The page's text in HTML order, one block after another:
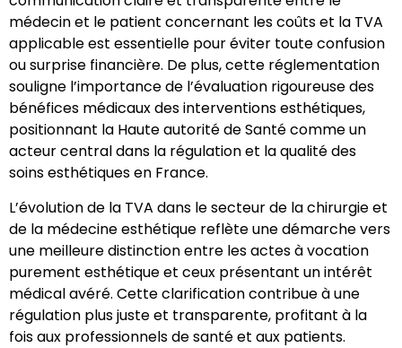
médecin et le patient concernant les coûts et la TVA
applicable est essentielle pour éviter toute confusion
ou surprise financière. De plus, cette réglementation
souligne l’importance de l’évaluation rigoureuse des
bénéfices médicaux des interventions esthétiques,
positionnant la Haute autorité de Santé comme un
acteur central dans la régulation et la qualité des
soins esthétiques en France.
L’évolution de la TVA dans le secteur de la chirurgie et
de la médecine esthétique reflète une démarche vers
une meilleure distinction entre les actes à vocation
purement esthétique et ceux présentant un intérêt
médical avéré. Cette clarification contribue à une
régulation plus juste et transparente, profitant à la
fois aux professionnels de santé et aux patients.